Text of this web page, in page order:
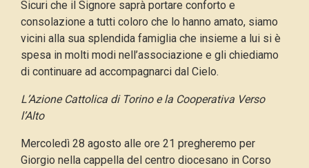
Sicuri che il Signore saprà portare conforto e
consolazione a tutti coloro che lo hanno amato, siamo
vicini alla sua splendida famiglia che insieme a lui si è
spesa in molti modi nell’associazione e gli chiediamo
di continuare ad accompagnarci dal Cielo.
L’Azione Cattolica di Torino e la Cooperativa Verso
l’Alto
Mercoledì 28 agosto alle ore 21 pregheremo per
Giorgio nella cappella del centro diocesano in Corso